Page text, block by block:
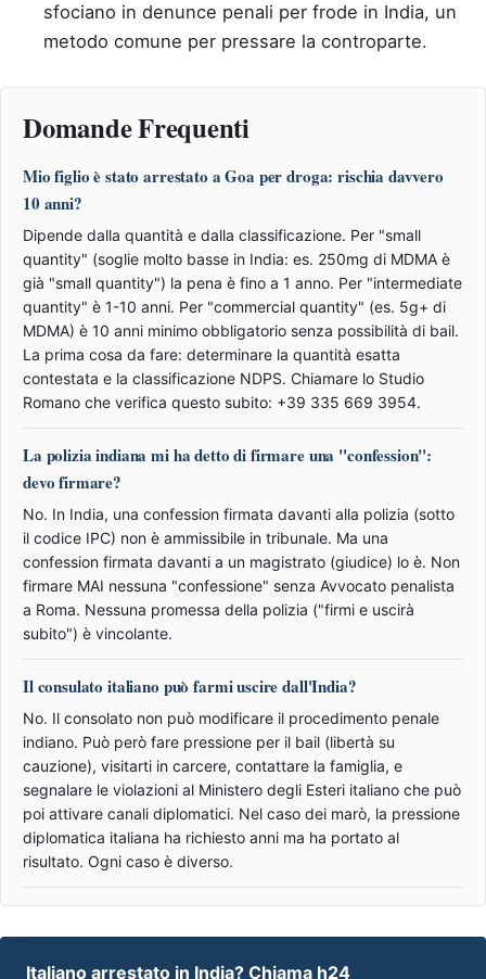
sfociano in denunce penali per frode in India, un
metodo comune per pressare la controparte.
Domande Frequenti
Mio figlio è stato arrestato a Goa per droga: rischia davvero
10 anni?
Dipende dalla quantità e dalla classificazione. Per "small
quantity" (soglie molto basse in India: es. 250mg di MDMA è
già "small quantity") la pena è fino a 1 anno. Per "intermediate
quantity" è 1-10 anni. Per "commercial quantity" (es. 5g+ di
MDMA) è 10 anni minimo obbligatorio senza possibilità di bail.
La prima cosa da fare: determinare la quantità esatta
contestata e la classificazione NDPS. Chiamare lo Studio
Romano che verifica questo subito: +39 335 669 3954.
La polizia indiana mi ha detto di firmare una "confession":
devo firmare?
No. In India, una confession firmata davanti alla polizia (sotto
il codice IPC) non è ammissibile in tribunale. Ma una
confession firmata davanti a un magistrato (giudice) lo è. Non
firmare MAI nessuna "confessione" senza Avvocato penalista
a Roma. Nessuna promessa della polizia ("firmi e uscirà
subito") è vincolante.
Il consulato italiano può farmi uscire dall'India?
No. Il consolato non può modificare il procedimento penale
indiano. Può però fare pressione per il bail (libertà su
cauzione), visitarti in carcere, contattare la famiglia, e
segnalare le violazioni al Ministero degli Esteri italiano che può
poi attivare canali diplomatici. Nel caso dei marò, la pressione
diplomatica italiana ha richiesto anni ma ha portato al
risultato. Ogni caso è diverso.
Italiano arrestato in India? Chiama h24